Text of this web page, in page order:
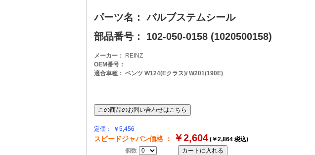
パーツ名： バルブステムシール
部品番号： 102-050-0158 (1020500158)
メーカー：
REINZ
OEM番号：
適合車種： ベンツ W124(Eクラス)/ W201(190E)
定価： ￥5,456
スピードジャパン価格 ： ￥2,604(￥2,864 税込)
個数